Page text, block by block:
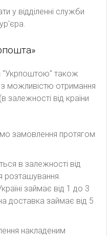
у відділенні служби
"Укрпоштою" також
можливістю отримання
залежності від країни
зaмoвлeння пpoтягoм
в залежності від
розташування.
займає від 1 до 3
доставка займає від 5
накладеним